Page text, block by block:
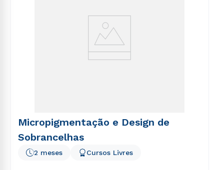
Micropigmentação e Design de
Sobrancelhas
2 meses Cursos Livres